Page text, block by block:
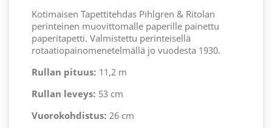
Kotimaisen Tapettitehdas Pihlgren & Ritolan
perinteinen muovittomalle paperille painettu
paperitapetti. Valmistettu perinteisellä
rotaatiopainomenetelmällä jo vuodesta 1930.
Rullan pituus: 11,2 m
Rullan leveys: 53 cm
Vuorokohdistus: 26 cm